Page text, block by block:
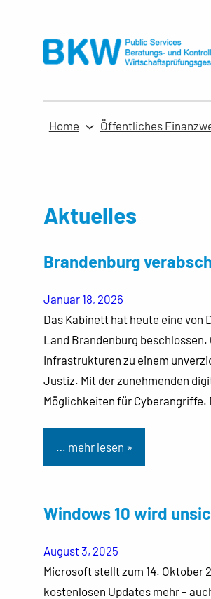
springen
Home Öffentliches
Aktuelles
Brandenburg
Januar 18, 2026
Das Kabinett hat heute eine
Land Brandenburg
Infrastrukturen zu einem
Justiz. Mit der zunehmenden
Möglichkeiten für
… mehr lesen »
Windows 10 wird
August 3, 2025
Microsoft stellt zum 14. Oktober
kostenlosen Updates mehr –